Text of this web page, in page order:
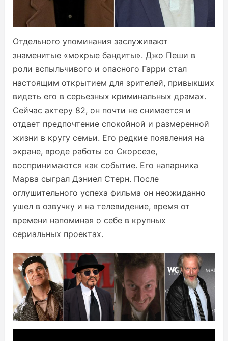
Отдельного упоминания заслуживают
знаменитые «мокрые бандиты». Джо Пеши в
роли вспыльчивого и опасного Гарри стал
настоящим открытием для зрителей, привыкших
видеть его в серьезных криминальных драмах.
Сейчас актеру 82, он почти не снимается и
отдает предпочтение спокойной и размеренной
жизни в кругу семьи. Его редкие появления на
экране, вроде работы со Скорсезе,
воспринимаются как событие. Его напарника
Марва сыграл Дэниел Стерн. После
оглушительного успеха фильма он неожиданно
ушел в озвучку и на телевидение, время от
времени напоминая о себе в крупных
сериальных проектах.